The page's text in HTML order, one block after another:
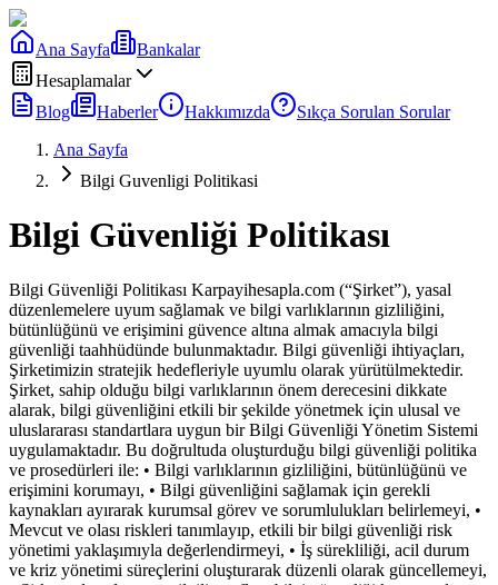
Ana Sayfa
Bankalar
Hesaplamalar
Blog
Haberler Hakkımızda
Sıkça Sorulan Sorular
Ana Sayfa
Bilgi Guvenligi Politikasi
Bilgi Güvenliği Politikası
Bilgi Güvenliği Politikası Karpayihesapla.com (“Şirket”), yasal
düzenlemelere uyum sağlamak ve bilgi varlıklarının gizliliğini,
bütünlüğünü ve erişimini güvence altına almak amacıyla bilgi
güvenliği taahhüdünde bulunmaktadır. Bilgi güvenliği ihtiyaçları,
Şirketimizin stratejik hedefleriyle uyumlu olarak yürütülmektedir.
Şirket, sahip olduğu bilgi varlıklarının önem derecesini dikkate
alarak, bilgi güvenliğini etkili bir şekilde yönetmek için ulusal ve
uluslararası standartlara uygun bir Bilgi Güvenliği Yönetim Sistemi
uygulamaktadır. Bu doğrultuda oluşturduğu bilgi güvenliği politika
ve prosedürleri ile: • Bilgi varlıklarının gizliliğini, bütünlüğünü ve
erişimini korumayı, • Bilgi güvenliğini sağlamak için gerekli
kaynakları ayırarak kurumsal görev ve sorumlulukları belirlemeyi, •
Mevcut ve olası riskleri tanımlayıp, etkili bir bilgi güvenliği risk
yönetimi yaklaşımıyla değerlendirmeyi, • İş sürekliliği, acil durum
ve kriz yönetimi süreçlerini oluşturarak düzenli olarak güncellemeyi,